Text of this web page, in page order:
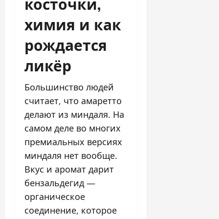
химия и как
рождается
ликёр
Большинство людей
считает, что амаретто
делают из миндаля. На
самом деле во многих
премиальных версиях
миндаля нет вообще.
Вкус и аромат дарит
бензальдегид —
органическое
соединение, которое